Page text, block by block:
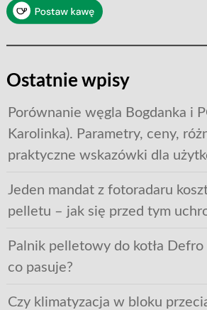
Ostatnie wpisy
Porównanie węgla Bogdanka i
Karolinka). Parametry, ceny,
praktyczne wskazówki dla
Jeden mandat z fotoradaru
pelletu – jak się przed tym
Palnik pelletowy do kotła
co pasuje?
Czy klimatyzacja w bloku